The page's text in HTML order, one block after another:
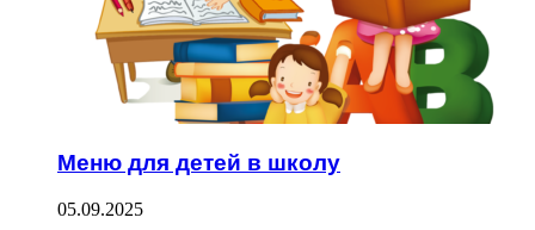
Меню для детей в школу
05.09.2025